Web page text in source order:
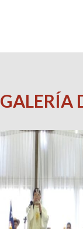
GALERÍA